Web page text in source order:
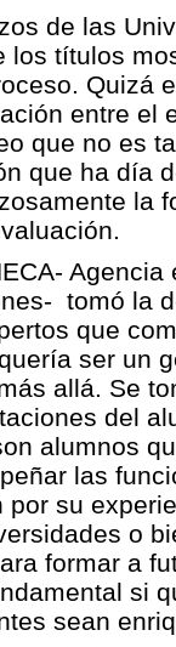
de las
los títulos
Quizá
entre el
que no es
que ha día
la
tomó la
que
ser un
allá. Se
del
alumnos
las
su
o
formar a
si
sean